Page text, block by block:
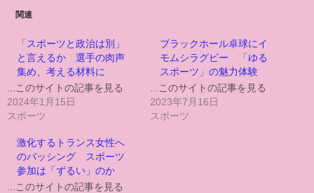
関連
「スポーツと政治は別」
と言えるか 選手の肉声
集め、考える材料に
...このサイトの記事を見る
2024年1月15日
スポーツ
ブラックホール卓球にイ
モムシラグビー 「ゆる
スポーツ」の魅力体験
...このサイトの記事を見る
2023年7月16日
スポーツ
激化するトランス女性へ
のバッシング スポーツ
参加は「ずるい」のか
...このサイトの記事を見る